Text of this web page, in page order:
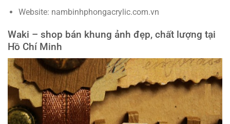
Website: nambinhphongacrylic.com.vn
Waki – shop bán khung ảnh đẹp, chất lượng tại
Hồ Chí Minh